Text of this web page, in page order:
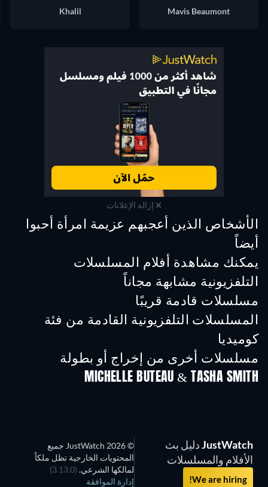
Mavis Beaumont
Khalil
إزالة الإعلانات
الأشخاص الذين أعجبهم عزيمة امرأة أحبوا
أيضاً
يمكنك مشاهدة أفلام المسلسلات
التلفزيونية مشابهة مجاناً
تلفزيون
مسلسلات قادمة قريبًا
تلفزيون
المسلسلات التلفزيونية القادمة من فئة
كوميديا
مسلسلات أخرى من إخراج أو بطولة
MICHELLE BUTEAU & TASHA SMITH
تلفزيون تلفزيون
JustWatchدليل بث
الأفلام والمسلسلات
We are hiring!
© 2026 JustWatch جميع
المحتويات الخارجية تظل ملكاً
لمالكها الشرعي. (3.13.0)
إدارة الموافقة